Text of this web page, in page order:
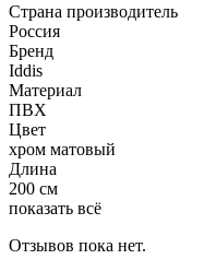
Страна производитель
Россия
Бренд
Iddis
Материал
ПВХ
Цвет
хром матовый
Длина
200 см
показать всё
Отзывов пока нет.